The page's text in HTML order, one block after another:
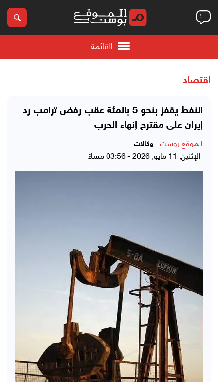
القائمة
اقتصاد
النفط يقفز بنحو 5 بالمئة عقب رفض ترامب رد
إيران على مقترح إنهاء الحرب
الموقع بوست- وكالات
الإثنين, 11 مايو, 2026 - 03:56 مساءً